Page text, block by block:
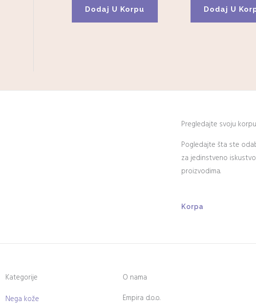
Dodaj U Korpu Dodaj U
Pregledajte svoju korpu
Pogledajte šta ste
za jedinstveno
proizvodima.
Korpa
Kategorije
Nega kože
O nama
Empira d.o.o.